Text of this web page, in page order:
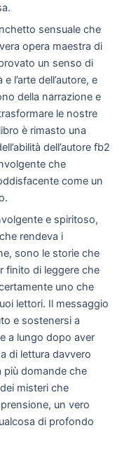
sensuale che
opera maestra di
un senso di
l’arte dell’autore, e
della narrazione e
le nostre
è rimasto una
dell’autore fb2
che
come un
e spiritoso,
rendeva i
sono le storie che
finito di leggere che
uno che
lettori. Il messaggio
e sostenersi a
a lungo dopo aver
di lettura davvero
più domande che
misteri che
un vero
di profondo